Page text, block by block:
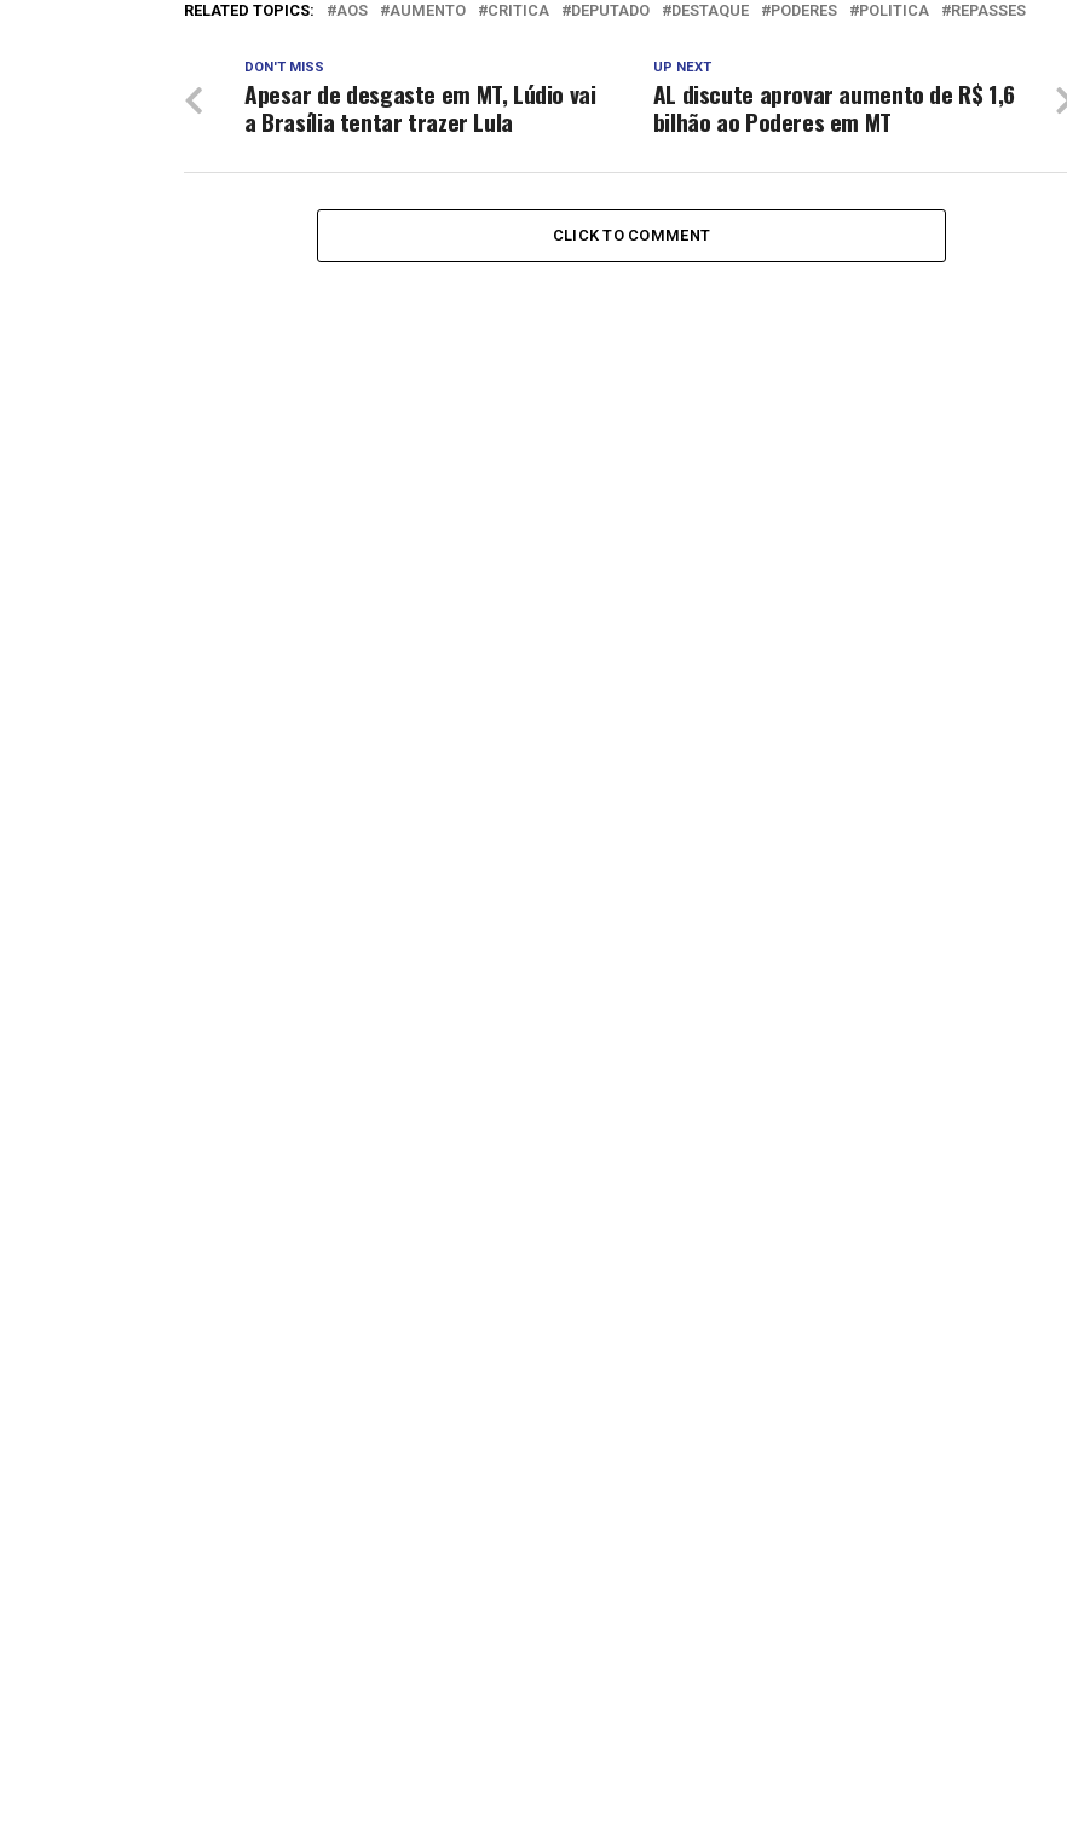
RELATED TOPICS: AOS AUMENTO CRITICA DEPUTADO DESTAQUE PODERES POLITICA REPASSES
UP NEXT
AL discute aprovar aumento de R$ 1,6
bilhão ao Poderes em MT
DON'T MISS
Apesar de desgaste em MT, Lúdio vai
a Brasília tentar trazer Lula
CLICK TO COMMENT